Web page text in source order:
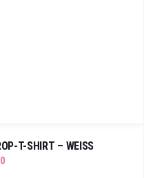
T-SHIRT – WEISS